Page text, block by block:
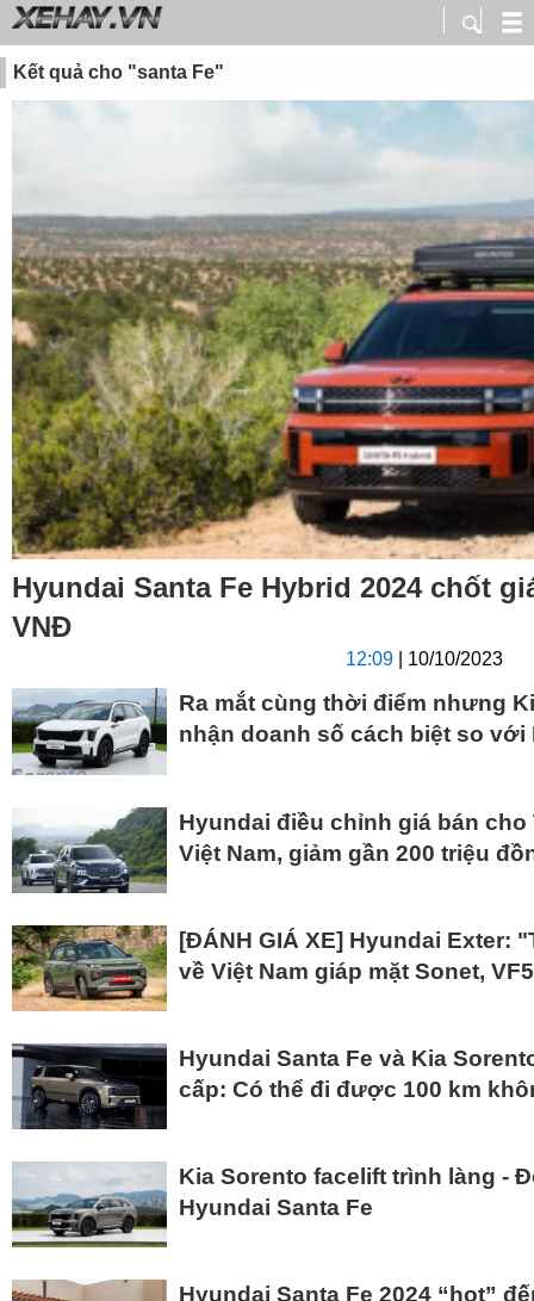
Kết quả cho "santa Fe"
Hyundai Santa Fe Hybrid 2024 chốt
VNĐ
12:09 | 10/10/2023
Ra mắt cùng thời điểm nhưng
nhận doanh số cách biệt so với
Hyundai điều chỉnh giá bán cho
Việt Nam, giảm gần 200 triệu
[ĐÁNH GIÁ XE] Hyundai Exter:
về Việt Nam giáp mặt Sonet, VF5
Hyundai Santa Fe và Kia
cấp: Có thể đi được 100 km
Kia Sorento facelift trình làng -
Hyundai Santa Fe
Hyundai Santa Fe 2024 “hot”